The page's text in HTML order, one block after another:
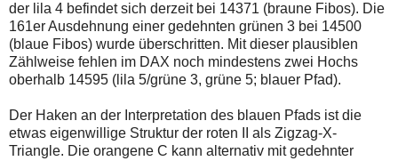
der lila 4 befindet sich derzeit bei 14371 (braune Fibos). Die
161er Ausdehnung einer gedehnten grünen 3 bei 14500
(blaue Fibos) wurde überschritten. Mit dieser plausiblen
Zählweise fehlen im DAX noch mindestens zwei Hochs
oberhalb 14595 (lila 5/grüne 3, grüne 5; blauer Pfad).
Der Haken an der Interpretation des blauen Pfads ist die
etwas eigenwillige Struktur der roten II als Zigzag-X-
Triangle. Die orangene C kann alternativ mit gedehnter